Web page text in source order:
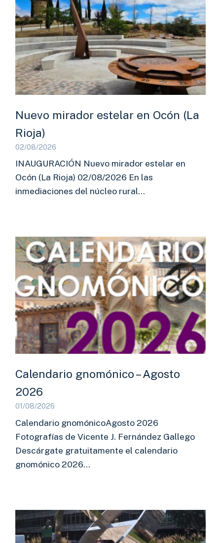
Nuevo mirador estelar en Ocón (La
Rioja)
02/08/2026
INAUGURACIÓN Nuevo mirador estelar en
Ocón (La Rioja) 02/08/2026 En las
inmediaciones del núcleo rural…
Calendario gnomónico – Agosto
2026
01/08/2026
Calendario gnomónicoAgosto 2026
Fotografías de Vicente J. Fernández Gallego
Descárgate gratuitamente el calendario
gnomónico 2026…